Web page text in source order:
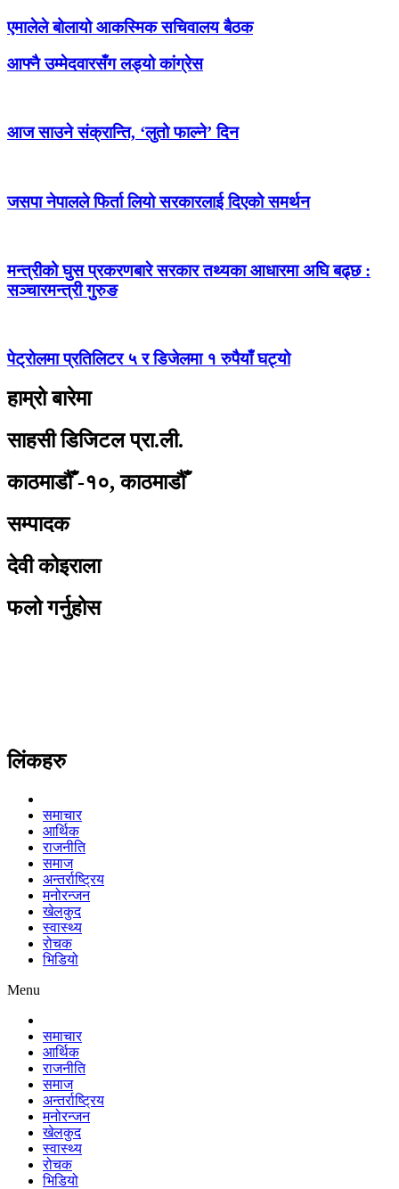
एमालेले बोलायो आकस्मिक सचिवालय बैठक
आफ्नै उम्मेदवारसँग लड्यो कांग्रेस
आज साउने संक्रान्ति, ‘लुतो फाल्ने’ दिन
जसपा नेपालले फिर्ता लियो सरकारलाई दिएको समर्थन
मन्त्रीको घुस प्रकरणबारे सरकार तथ्यका आधारमा अघि बढ्छ :
सञ्चारमन्त्री गुरुङ
पेट्राेलमा प्रतिलिटर ५ र डिजेलमा १ रुपैयाँ घट्यो
हाम्रो बारेमा
साहसी डिजिटल प्रा.ली.
काठमाडौँ -१०, काठमाडौँ
सम्पादक
देवी कोइराला
फलो गर्नुहोस
लिंकहरु
समाचार
आर्थिक
राजनीति
समाज
अन्तर्राष्ट्रिय
मनोरन्जन
खेलकुद
स्वास्थ्य
रोचक
भिडियो
Menu
समाचार
आर्थिक
राजनीति
समाज
अन्तर्राष्ट्रिय
मनोरन्जन
खेलकुद
स्वास्थ्य
रोचक
भिडियो